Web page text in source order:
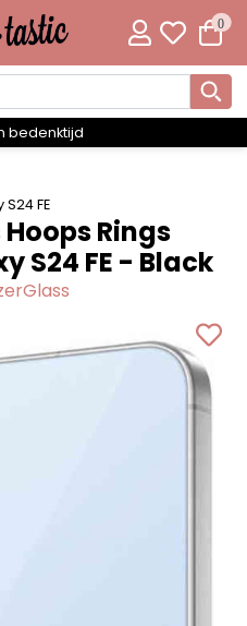
0
unieke designs
FE
Rings
S24 FE - Black